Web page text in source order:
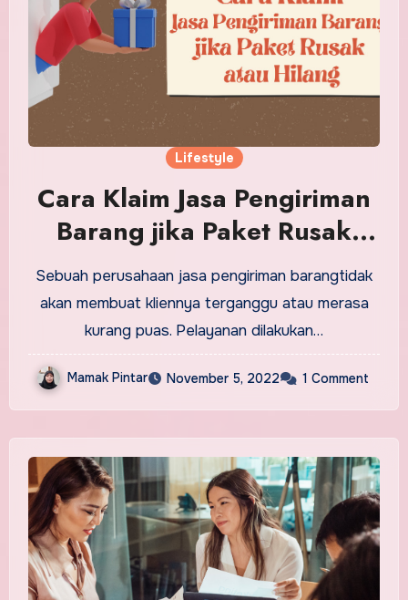
Lifestyle
Cara Klaim Jasa Pengiriman
Barang jika Paket Rusak
atau Hilang
Sebuah perusahaan jasa pengiriman barangtidak
akan membuat kliennya terganggu atau merasa
kurang puas. Pelayanan dilakukan…
Mamak Pintar November 5, 2022 1 Comment